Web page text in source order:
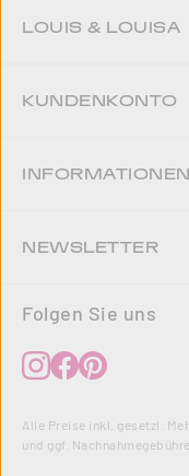
LOUIS & LOUISA
KUNDENKONTO
INFORMATIONEN
NEWSLETTER
Folgen Sie uns
Alle Preise inkl. gesetzl.
und ggf.